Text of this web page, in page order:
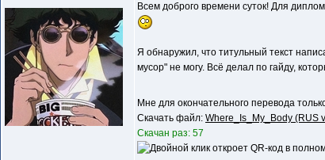
Всем доброго времени суток! Для
Я обнаружил, что титульный текст
мусор" не могу. Всё делал по гайду,
Мне для окончательного перевода
Скачать файл: Where_Is_My_Body (RUS
Скачан раз: 57